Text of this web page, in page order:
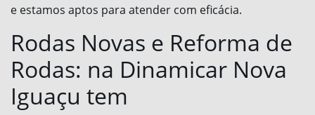
e estamos aptos para atender com eficácia.
Rodas Novas e Reforma de
Rodas: na Dinamicar Nova
Iguaçu tem